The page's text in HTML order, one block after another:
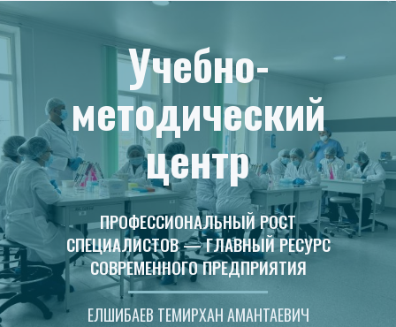
Учебно-
методический
центр
ПРОФЕССИОНАЛЬНЫЙ РОСТ
СПЕЦИАЛИСТОВ — ГЛАВНЫЙ РЕСУРС
СОВРЕМЕННОГО ПРЕДПРИЯТИЯ
ЕЛШИБАЕВ ТЕМИРХАН АМАНТАЕВИЧ